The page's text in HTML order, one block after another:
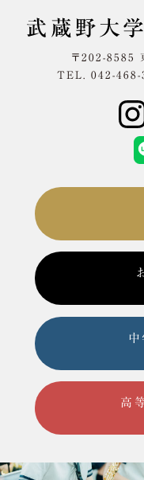
〒202-8585
TEL. 042-
高